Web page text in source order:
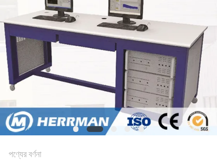
ম্যাপ
গোপনীয়তা
নীতি
পণ্যের বর্ণনা